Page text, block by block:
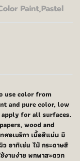
Paint,Pastel
use color from
and pure color, low
for all surfaces.
wood and
ศอเมริกา เนื้อสีแน่น มี
อาทิเช่น ไม้ กระดาษสี
งานง่าย พกพาสะดวก